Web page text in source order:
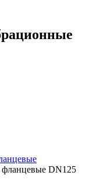
DN125